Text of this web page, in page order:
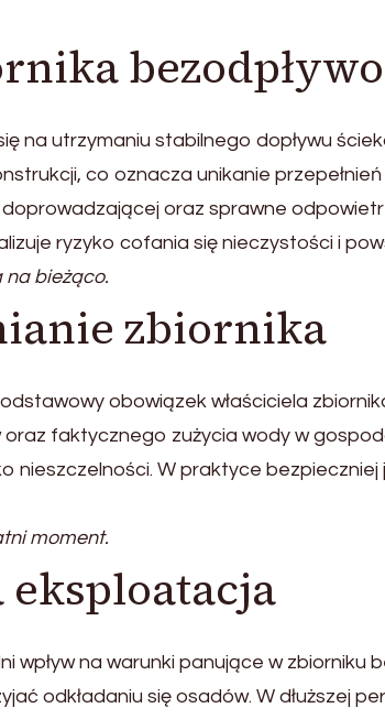
na utrzymaniu stabilnego dopływu
co oznacza unikanie
oraz sprawne
ryzyko cofania się nieczystości i
na bieżąco.
zbiornika
obowiązek właściciela
faktycznego zużycia wody w
nieszczelności. W praktyce
moment.
wpływ na warunki panujące w
odkładaniu się osadów. W dłuższej